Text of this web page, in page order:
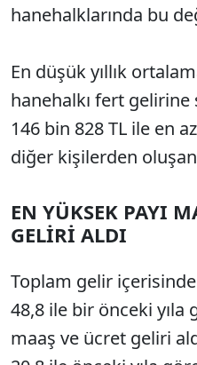
hanehalklarında bu
En düşük yıllık
hanehalkı fert gelirine
146 bin 828 TL ile en
diğer kişilerden
EN YÜKSEK PAYI
GELİRİ ALDI
Toplam gelir
48,8 ile bir önceki yıla
maaş ve ücret geliri